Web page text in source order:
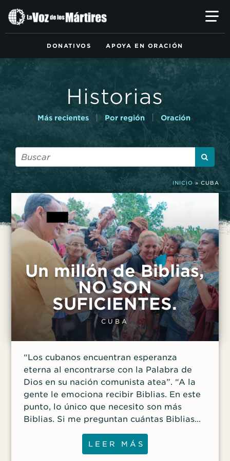
contenido
principal
DONATIVOS APOYA EN ORACIÓN
Historias
Más recientes | Por región Oración
INICIO »CUBA
Un millón de Biblias,
NO SON
SUFICIENTES.
CUBA
“Los cubanos encuentran esperanza
eterna al encontrarse con la Palabra de
Dios en su nación comunista atea”. “A la
gente le emociona recibir Biblias. En este
punto, lo único que necesito son más
Biblias. Si me preguntan cuántas Biblias
necesito, les diría que un millón, [pero] ni
siquiera un millón de Biblias son
suficientes”. Gabriel (nombre ficticio) está
LEER MÁS